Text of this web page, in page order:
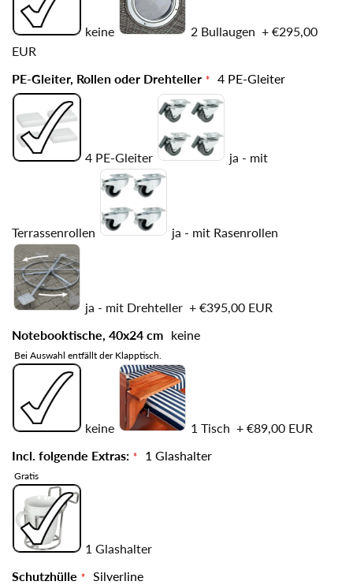
keine 2 Bullaugen + €295,00
EUR
PE-Gleiter, Rollen oder Drehteller
4 PE-Gleiter
4 PE-Gleiter ja - mit
Terrassenrollen ja - mit Rasenrollen
ja - mit Drehteller + €395,00 EUR
Notebooktische, 40x24 cm keine
Bei Auswahl entfällt der Klapptisch.
keine 1 Tisch + €89,00 EUR
Incl. folgende Extras:
1 Glashalter
Gratis
1 Glashalter
Schutzhülle
Silverline